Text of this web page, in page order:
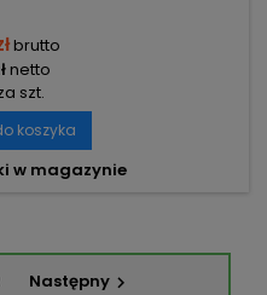
brutto
netto
szt.
koszyka
w magazynie
Następny